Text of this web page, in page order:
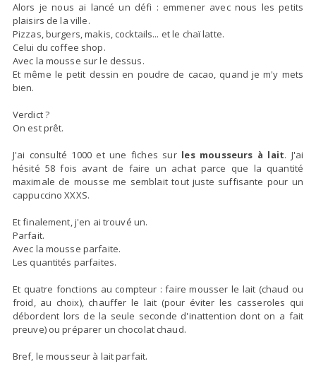
Alors je nous ai lancé un défi : emmener avec nous les petits
plaisirs de la ville.
Pizzas, burgers, makis, cocktails... et le chaï latte.
Celui du coffee shop.
Avec la mousse sur le dessus.
Et même le petit dessin en poudre de cacao, quand je m'y mets
bien.
Verdict ?
On est prêt.
J'ai consulté 1000 et une fiches sur les mousseurs à lait. J'ai
hésité 58 fois avant de faire un achat parce que la quantité
maximale de mousse me semblait tout juste suffisante pour un
cappuccino XXXS.
Et finalement, j'en ai trouvé un.
Parfait.
Avec la mousse parfaite.
Les quantités parfaites.
Et quatre fonctions au compteur : faire mousser le lait (chaud ou
froid, au choix), chauffer le lait (pour éviter les casseroles qui
débordent lors de la seule seconde d'inattention dont on a fait
preuve) ou préparer un chocolat chaud.
Bref, le mousseur à lait parfait.